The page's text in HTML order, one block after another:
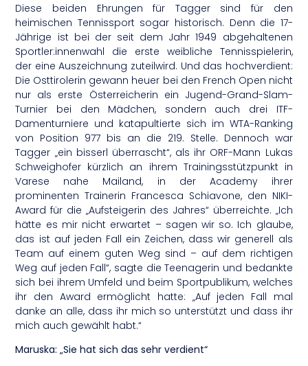
Diese beiden Ehrungen für Tagger sind für den
heimischen Tennissport sogar historisch. Denn die 17-
Jährige ist bei der seit dem Jahr 1949 abgehaltenen
Sportler:innenwahl die erste weibliche Tennisspielerin,
der eine Auszeichnung zuteilwird. Und das hochverdient:
Die Osttirolerin gewann heuer bei den French Open nicht
nur als erste Österreicherin ein Jugend-Grand-Slam-
Turnier bei den Mädchen, sondern auch drei ITF-
Damenturniere und katapultierte sich im WTA-Ranking
von Position 977 bis an die 219. Stelle. Dennoch war
Tagger „ein bisserl überrascht“, als ihr ORF-Mann Lukas
Schweighofer kürzlich an ihrem Trainingsstützpunkt in
Varese nahe Mailand, in der Academy ihrer
prominenten Trainerin Francesca Schiavone, den NIKI-
Award für die „Aufsteigerin des Jahres“ überreichte. „Ich
hätte es mir nicht erwartet – sagen wir so. Ich glaube,
das ist auf jeden Fall ein Zeichen, dass wir generell als
Team auf einem guten Weg sind – auf dem richtigen
Weg auf jeden Fall“, sagte die Teenagerin und bedankte
sich bei ihrem Umfeld und beim Sportpublikum, welches
ihr den Award ermöglicht hatte: „Auf jeden Fall mal
danke an alle, dass ihr mich so unterstützt und dass ihr
mich auch gewählt habt.“
Maruska: „Sie hat sich das sehr verdient“